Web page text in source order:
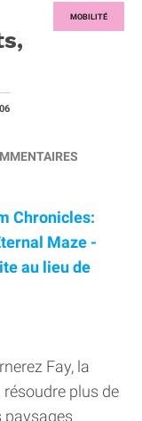
MOBILITÉ
Chronicles:
Maze -
au lieu de
Fay, la
résoudre plus de
paysages